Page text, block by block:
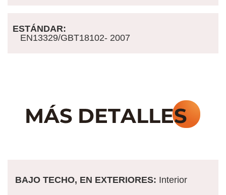
ESTÁNDAR:
EN13329/GBT18102- 2007
BAJO TECHO, EN EXTERIORES: Interior